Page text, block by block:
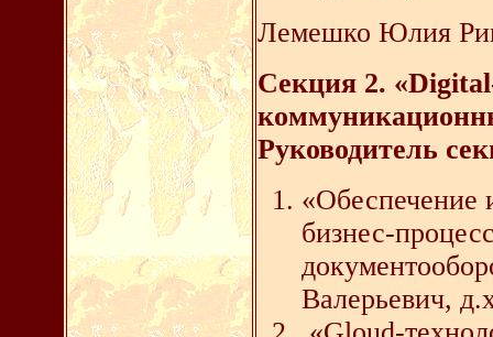
Лемешко Юлия
Секция 2. «Digital
Руководитель
«Обеспечение
бизнес-
Валерьевич,